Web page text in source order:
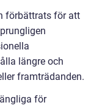
förbättrats för att
längre och
framträdanden.
för